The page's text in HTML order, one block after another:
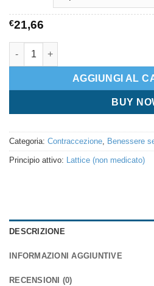
€21,66
Durex Air Ultra Thin Condoms
AGGIUNGI AL
BUY
Categoria: Contraccezione Benessere
Principio attivo: Lattice (non medicato)
DESCRIZIONE
INFORMAZIONI AGGIUNTIVE
RECENSIONI (0)